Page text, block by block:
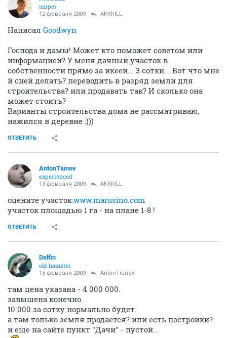
sniper
12 февраля 2009 AKKRILL
Написал Goodwyn
Господа и дамы! Может кто поможет советом или
информацией? У меня дачный участок в
собственности прямо за икеей... 3 сотки... Вот что мне
й сней делать? переводить в разряд земли для
строительства? или продавать так? И сколько она
может стоить?
Варианты строительства дома не рассматриваю,
нажился в деревне :)))
ОТВЕТИТЬ
AntonTiunov
experienced
13 февраля 2009 AKKRILL
оцените участок:www.marusino.com
участок площадью 1 га - на плане 1-8 !
ОТВЕТИТЬ
Delfin
old hamster
15 февраля 2009 AntonTiunov
там цена указана - 4 000 000.
завышена конечно.
10 000 за сотку нормально будет.
а там только земля продается? или есть постройки?
и еще на сайте пункт "Дачи" - пустой...